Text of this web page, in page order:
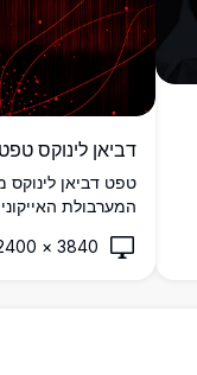
דביאן לינוקס טפט 4K גראנג' אדום כהה
המערבולת
3840
×